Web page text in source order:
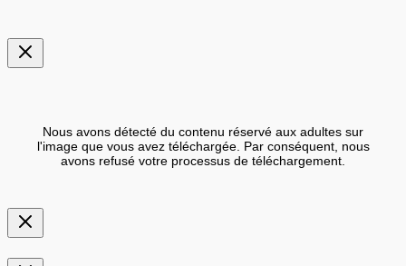
Nous avons détecté du contenu réservé aux adultes sur
l'image que vous avez téléchargée. Par conséquent, nous
avons refusé votre processus de téléchargement.